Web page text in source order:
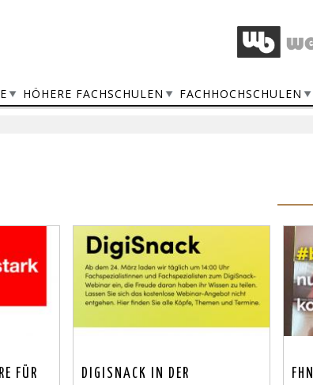
HÖHERE FACHSCHULEN FACHHOCHSCHULEN
FÜR
DIGISNACK IN DER